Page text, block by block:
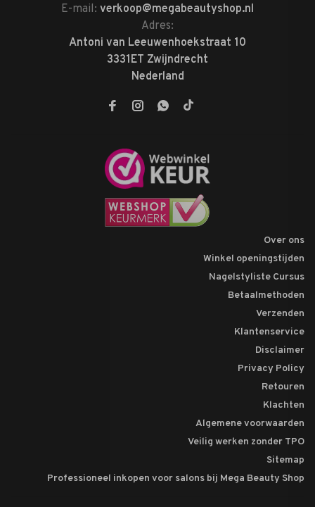
E-mail: verkoop@megabeautyshop.nl
Adres:
Antoni van Leeuwenhoekstraat 10
3331ET Zwijndrecht
Nederland
Over ons
Winkel openingstijden
Nagelstyliste Cursus
Betaalmethoden
Verzenden
Klantenservice
Disclaimer
Privacy Policy
Retouren
Klachten
Algemene voorwaarden
Veilig werken zonder TPO
Sitemap
Professioneel inkopen voor salons bij Mega Beauty Shop